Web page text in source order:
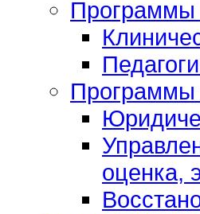
Программы
Программы
оценка,